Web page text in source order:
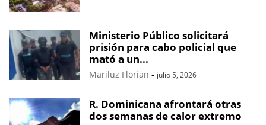
Ministerio Público solicitará
prisión para cabo policial que
mató a un...
Mariluz Florian - julio 5, 2026
R. Dominicana afrontará otras
dos semanas de calor extremo